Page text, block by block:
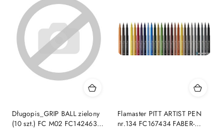
Długopis_GRIP BALL zielony
(10 szt.) FC M02 FC142463
Flamaster PITT ARTIST PEN
nr.134 FC167434 FABER-